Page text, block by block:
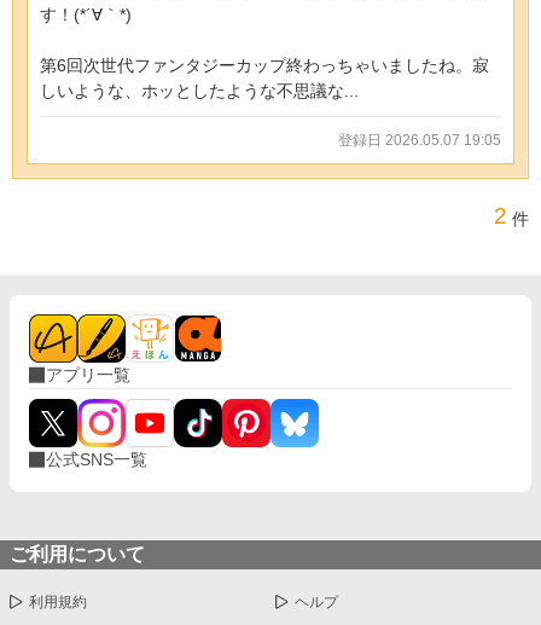
す！(*´∀｀*)
第6回次世代ファンタジーカップ終わっちゃいましたね。寂
しいような、ホッとしたような不思議な...
登録日 2026.05.07 19:05
2 件
アプリ一覧
公式SNS一覧
ご利用について
利用規約 ヘルプ